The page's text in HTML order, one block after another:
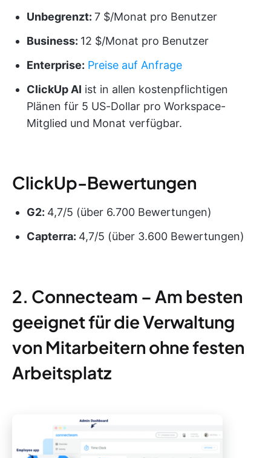
Unbegrenzt: 7 $/Monat pro Benutzer
Business: 12 $/Monat pro Benutzer
Enterprise: Preise auf Anfrage
ClickUp AI ist in allen kostenpflichtigen
Plänen für 5 US-Dollar pro Workspace-
Mitglied und Monat verfügbar.
ClickUp-Bewertungen
G2: 4,7/5 (über 6.700 Bewertungen)
Capterra: 4,7/5 (über 3.600 Bewertungen)
2. Connecteam – Am besten
geeignet für die Verwaltung
von Mitarbeitern ohne festen
Arbeitsplatz